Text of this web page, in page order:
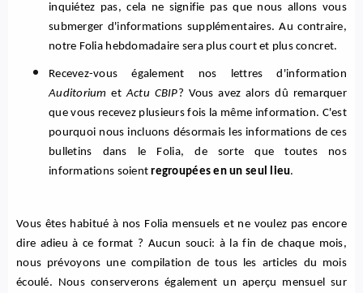
inquiétez pas, cela ne signifie pas que nous allons vous
submerger d'informations supplémentaires. Au contraire,
notre Folia hebdomadaire sera plus court et plus concret.
Auditorium et Actu CBIP? Vous avez alors dû remarquer
que vous recevez plusieurs fois la même information. C'est
pourquoi nous incluons désormais les informations de ces
bulletins dans le Folia, de sorte que toutes nos
informations soient regroupées en un seul lieu.
Vous êtes habitué à nos Folia mensuels et ne voulez pas encore
dire adieu à ce format ? Aucun souci: à la fin de chaque mois,
nous prévoyons une compilation de tous les articles du mois
écoulé. Nous conserverons également un aperçu mensuel sur